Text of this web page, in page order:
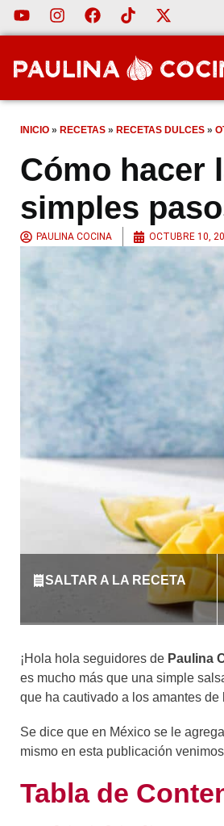
INICIO » RECETAS » RECETAS DULCES »
Cómo hacer
simples
PAULINA COCINA OCTUBRE 10,
SALTAR A LA RECETA
¡Hola hola seguidores de Paulina
es mucho más que una simple
que ha cautivado a los amantes
Se dice que en México se le agrega
mismo en esta publicación
Tabla de